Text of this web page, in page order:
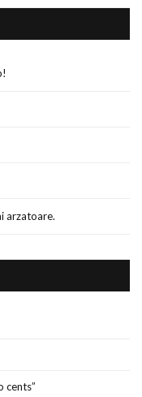
arzatoare.
cents”